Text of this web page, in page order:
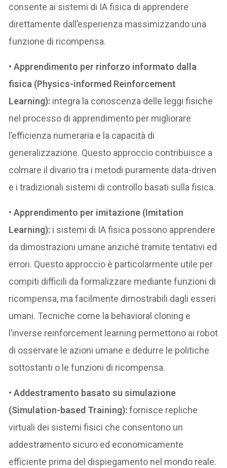
consente ai sistemi di IA fisica di apprendere
direttamente dall’esperienza massimizzando una
funzione di ricompensa.
•Apprendimento per rinforzo informato dalla
fisica (Physics-informed Reinforcement
Learning): integra la conoscenza delle leggi fisiche
nel processo di apprendimento per migliorare
l’efficienza numeraria e la capacità di
generalizzazione. Questo approccio contribuisce a
colmare il divario tra i metodi puramente data-driven
e i tradizionali sistemi di controllo basati sulla fisica.
•Apprendimento per imitazione (Imitation
Learning): i sistemi di IA fisica possono apprendere
da dimostrazioni umane anziché tramite tentativi ed
errori. Questo approccio è particolarmente utile per
compiti difficili da formalizzare mediante funzioni di
ricompensa, ma facilmente dimostrabili dagli esseri
umani. Tecniche come la behavioral cloning e
l’inverse reinforcement learning permettono ai robot
di osservare le azioni umane e dedurre le politiche
sottostanti o le funzioni di ricompensa.
•Addestramento basato su simulazione
(Simulation-based Training):fornisce repliche
virtuali dei sistemi fisici che consentono un
addestramento sicuro ed economicamente
efficiente prima del dispiegamento nel mondo reale.